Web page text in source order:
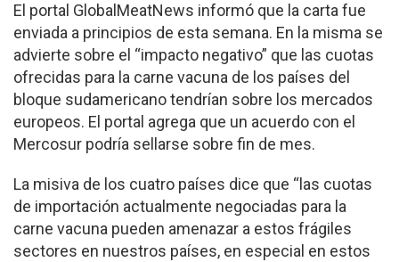
El portal GlobalMeatNews informó que la carta fue
enviada a principios de esta semana. En la misma se
advierte sobre el “impacto negativo” que las cuotas
ofrecidas para la carne vacuna de los países del
bloque sudamericano tendrían sobre los mercados
europeos. El portal agrega que un acuerdo con el
Mercosur podría sellarse sobre fin de mes.
La misiva de los cuatro países dice que “las cuotas
de importación actualmente negociadas para la
carne vacuna pueden amenazar a estos frágiles
sectores en nuestros países, en especial en estos